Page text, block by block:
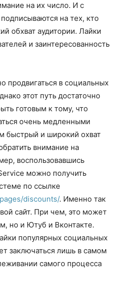
на их число. И с
на тех, кто
обхват аудитории. Лайки
и заинтересованность
продвигаться в социальных
этот путь достаточно
готовым к тому, что
очень медленными
быстрый и широкий охват
внимание на
воспользовавшись
можно получить
по ссылке
discounts/. Именно так
сайт. При чем, это может
но и Ютуб и Вконтакте.
популярных социальных
заключаться лишь в самом
самого процесса